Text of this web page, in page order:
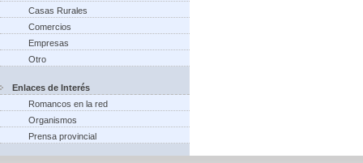
Casas Rurales
Comercios
Empresas
Otro
Enlaces de Interés
Romancos en la red
Organismos
Prensa provincial